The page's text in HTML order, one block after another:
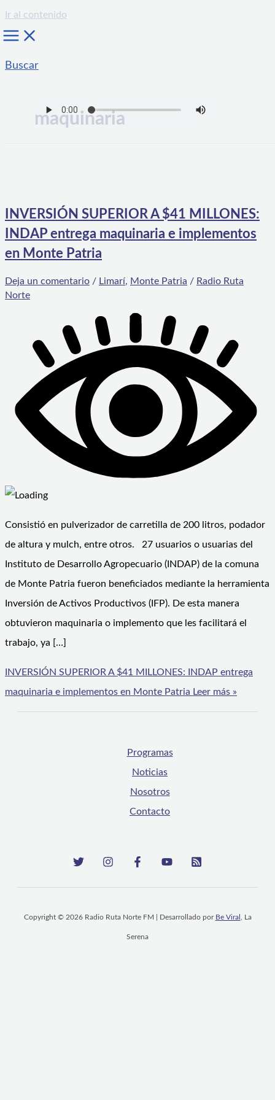
Ir al contenido
Buscar
maquinaria
INVERSIÓN SUPERIOR A $41 MILLONES:
INDAP entrega maquinaria e implementos
en Monte Patria
Deja un comentario / Limarí, Monte Patria / Radio Ruta
Norte
Consistió en pulverizador de carretilla de 200 litros, podador
de altura y mulch, entre otros. 27 usuarios o usuarias del
Instituto de Desarrollo Agropecuario (INDAP) de la comuna
de Monte Patria fueron beneficiados mediante la herramienta
Inversión de Activos Productivos (IFP). De esta manera
obtuvieron maquinaria o implemento que les facilitará el
trabajo, ya […]
INVERSIÓN SUPERIOR A $41 MILLONES: INDAP entrega
maquinaria e implementos en Monte Patria Leer más »
Programas
Noticias
Nosotros
Contacto
Copyright © 2026 Radio Ruta Norte FM | Desarrollado por Be Viral , La
Serena